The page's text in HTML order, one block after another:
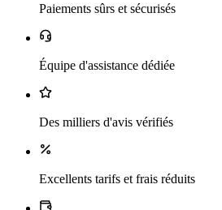
Paiements sûrs et sécurisés
Équipe d'assistance dédiée
Des milliers d'avis vérifiés
Excellents tarifs et frais réduits